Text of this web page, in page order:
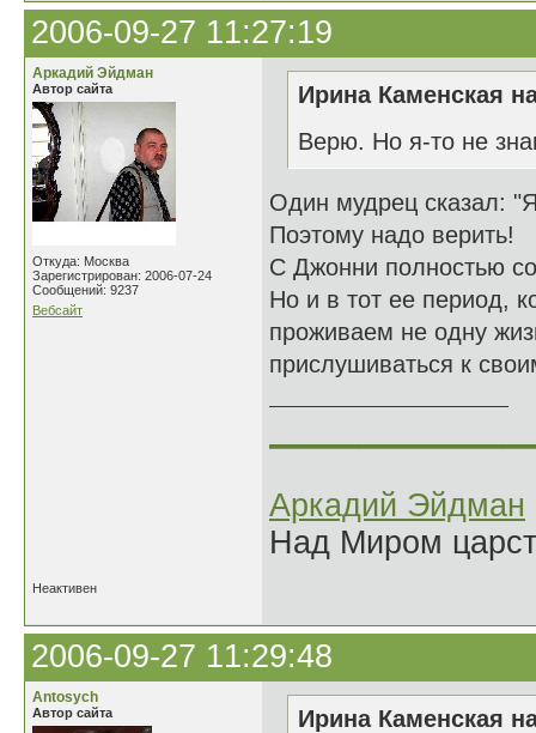
2006-09-27 11:27:19
Аркадий Эйдман
Автор сайта
Откуда: Москва
Зарегистрирован: 2006-07-24
Сообщений: 9237
Вебсайт
Ирина Каменская
Верю. Но я-то не
Один мудрец сказал:
Поэтому надо верить!
С Джонни полностью
Но и в тот ее период,
проживаем не одну
прислушиваться к
Аркадий Эйдман
Над Миром
Неактивен
2006-09-27 11:29:48
Antosych
Автор сайта
Ирина Каменская